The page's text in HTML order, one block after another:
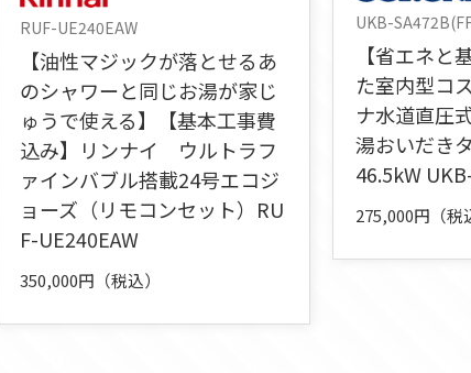
RUF-UE240EAW
【油性マジックが落とせるあ
のシャワーと同じお湯が家じ
ゅうで使える】【基本工事費
込み】リンナイ ウルトラフ
ァインバブル搭載24号エコジ
ョーズ（リモコンセット）RU
F-UE240EAW
350,000円（税込）
UKB-
【省エネと
た室内型コ
ナ水道直圧
湯おいだき
46.5kW
275,000円（税